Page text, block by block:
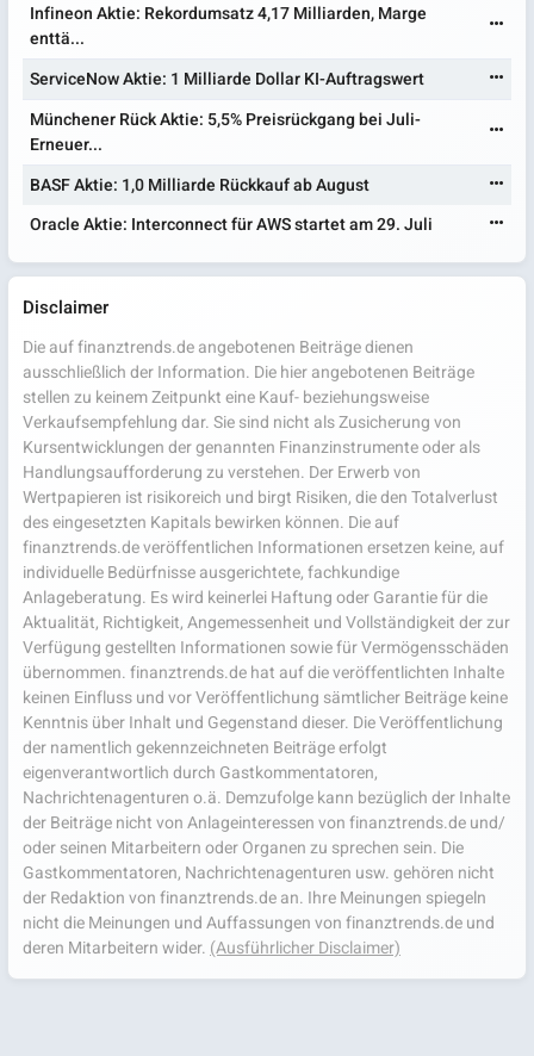
Infineon Aktie: Rekordumsatz 4,17 Milliarden, Marge
enttä...
ServiceNow Aktie: 1 Milliarde Dollar KI-Auftragswert
Münchener Rück Aktie: 5,5% Preisrückgang bei Juli-
Erneuer...
BASF Aktie: 1,0 Milliarde Rückkauf ab August
Oracle Aktie: Interconnect für AWS startet am 29. Juli
Disclaimer
Die auf finanztrends.de angebotenen Beiträge dienen
ausschließlich der Information. Die hier angebotenen Beiträge
stellen zu keinem Zeitpunkt eine Kauf- beziehungsweise
Verkaufsempfehlung dar. Sie sind nicht als Zusicherung von
Kursentwicklungen der genannten Finanzinstrumente oder als
Handlungsaufforderung zu verstehen. Der Erwerb von
Wertpapieren ist risikoreich und birgt Risiken, die den Totalverlust
des eingesetzten Kapitals bewirken können. Die auf
finanztrends.de veröffentlichen Informationen ersetzen keine, auf
individuelle Bedürfnisse ausgerichtete, fachkundige
Anlageberatung. Es wird keinerlei Haftung oder Garantie für die
Aktualität, Richtigkeit, Angemessenheit und Vollständigkeit der zur
Verfügung gestellten Informationen sowie für Vermögensschäden
übernommen. finanztrends.de hat auf die veröffentlichten Inhalte
keinen Einfluss und vor Veröffentlichung sämtlicher Beiträge keine
Kenntnis über Inhalt und Gegenstand dieser. Die Veröffentlichung
der namentlich gekennzeichneten Beiträge erfolgt
eigenverantwortlich durch Gastkommentatoren,
Nachrichtenagenturen o.ä. Demzufolge kann bezüglich der Inhalte
der Beiträge nicht von Anlageinteressen von finanztrends.de und/
oder seinen Mitarbeitern oder Organen zu sprechen sein. Die
Gastkommentatoren, Nachrichtenagenturen usw. gehören nicht
der Redaktion von finanztrends.de an. Ihre Meinungen spiegeln
nicht die Meinungen und Auffassungen von finanztrends.de und
deren Mitarbeitern wider. (Ausführlicher Disclaimer)